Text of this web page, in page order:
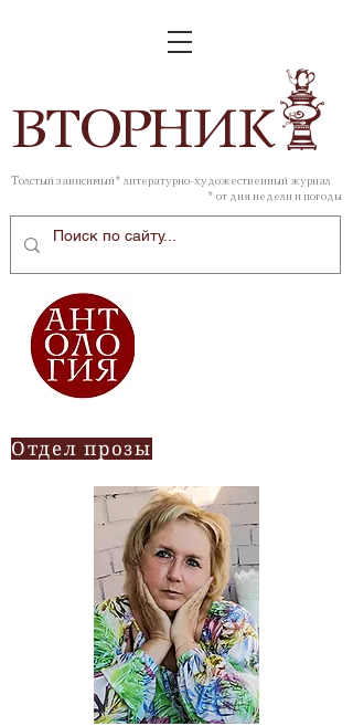
ВТОРНИК
Толстый зависимый* литературно-художественный журнал
* от дня недели и погоды
Отдел прозы